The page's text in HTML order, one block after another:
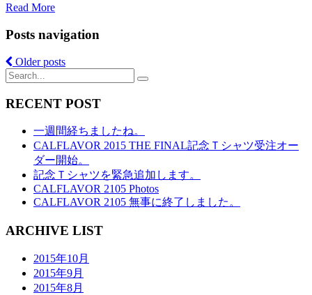
Read More
Posts navigation
Older posts
RECENT POST
一週間経ちましたね。
CALFLAVOR 2015 THE FINAL記念Ｔシャツ受注オー
ダー開始。
記念Ｔシャツを緊急追加します。
CALFLAVOR 2105 Photos
CALFLAVOR 2105 無事に終了しました。
ARCHIVE LIST
2015年10月
2015年9月
2015年8月